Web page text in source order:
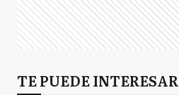
TE PUEDE INTERESAR